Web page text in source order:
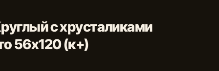
с хрусталиками
56x120 (к+)